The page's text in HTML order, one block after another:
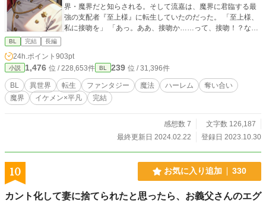
界・魔界だと知らされる。そして流嘉は、魔界に君臨する最
強の支配者『至上様』に転生していたのだった。 「至上様、
私に接吻を」 「あっ。ああ、接吻か……って、接吻！？なん
の４王子にキスをして、結婚相手を選ばなければならないと
言われて──！？
BL 完結 長編
24h.ポイント 903pt
小説 1,476 位 / 228,653件 BL 239 位 / 31,396件
BL 異世界 転生 ファンタジー 魔法 ハーレム
奪い合い
魔界
イケメン×平凡 完結
感想数 7
文字数 126,187
最終更新日 2024.02.22
登録日 2023.10.30
10 お気に入り追加 330
カント化して妻に捨てられたと思ったら、お義父さんのエグ